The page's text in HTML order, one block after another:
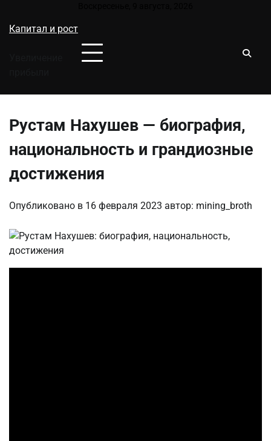
содержимому
Капитал и рост
Рустам Нахушев — биография,
национальность и грандиозные
достижения
Опубликовано в 16 февраля 2023 автор: mining_broth